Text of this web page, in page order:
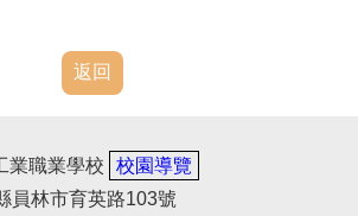
返回
業職業學校
校園導覽
員林市育英路103號